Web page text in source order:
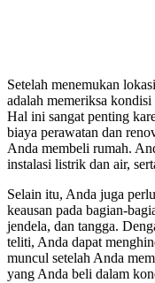
Setelah menemukan
adalah memeriksa
Hal ini sangat penting
biaya perawatan dan
Anda membeli rumah.
instalasi listrik dan air,
Selain itu, Anda juga
keausan pada bagian-
jendela, dan tangga.
teliti, Anda dapat
muncul setelah Anda
yang Anda beli dalam